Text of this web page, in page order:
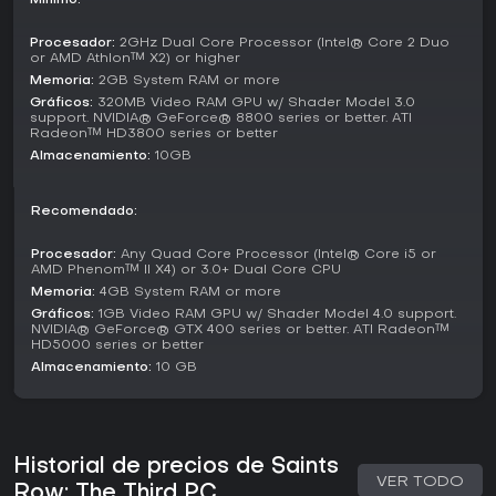
que se puede disfrutar en solitario o en cooperativo, con
soporte para hasta dos jugadores online o por system link.
Este modo co-op se integra a la perfección, permitiendo
que amigos se unan a las misiones con interacciones extra.
supervivencia por oleadas contra enemigos interminables,
propiedades al máximo. Las operaciones Flashpoint de
rivales y ganar respeto.
Las actividades se enlazan con la trama pero siguen
disponibles después, sin multijugador competitivo dedicado.
cooperativas en el mundo abierto.
La narrativa enfrenta a los Third Street Saints con el
Syndicate, una red criminal global que domina Steelport a
Procesador: 2GHz Dual Core Processor (Intel® Core 2 Duo
or AMD Athlon™ X2) or higher
Memoria: 2GB System RAM or more
Gráficos: 320MB Video RAM GPU w/ Shader Model 3.0
support. NVIDIA® GeForce® 8800 series or better. ATI
Radeon™ HD3800 series or better
Almacenamiento: 10GB
Recomendado:
Procesador: Any Quad Core Processor (Intel® Core i5 or
AMD Phenom™ II X4) or 3.0+ Dual Core CPU
Memoria: 4GB System RAM or more
Gráficos: 1GB Video RAM GPU w/ Shader Model 4.0 support.
NVIDIA® GeForce® GTX 400 series or better. ATI Radeon™
HD5000 series or better
Almacenamiento: 10 GB
Historial de precios de Saints
VER TODO